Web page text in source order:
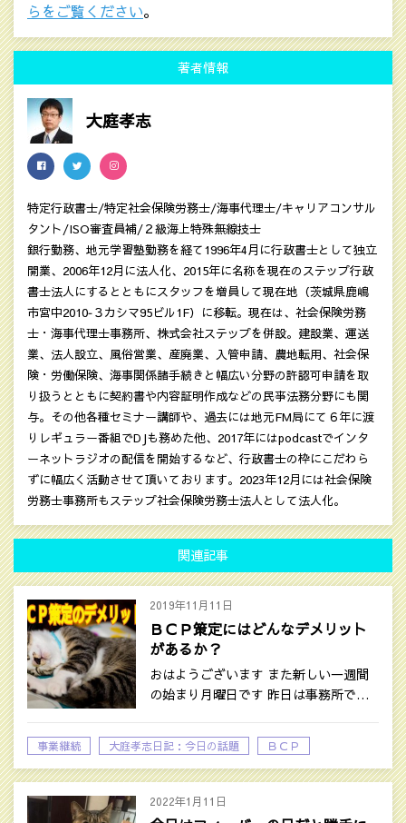
らをご覧ください。
著者情報
大庭孝志
特定行政書士/特定社会保険労務士/海事代理士/キャリアコンサル
タント/ISO審査員補/２級海上特殊無線技士
銀行勤務、地元学習塾勤務を経て1996年4月に行政書士として独立
開業、2006年12月に法人化、2015年に名称を現在のステップ行政
書士法人にするとともにスタッフを増員して現在地（茨城県鹿嶋
市宮中2010‐３カシマ95ビル1F）に移転。現在は、社会保険労務
士・海事代理士事務所、株式会社ステップを併設。建設業、運送
業、法人設立、風俗営業、産廃業、入管申請、農地転用、社会保
険・労働保険、海事関係諸手続きと幅広い分野の許認可申請を取
り扱うとともに契約書や内容証明作成などの民亊法務分野にも関
与。その他各種セミナー講師や、過去には地元FM局にて６年に渡
りレギュラー番組でDJも務めた他、2017年にはpodcastでインタ
ーネットラジオの配信を開始するなど、行政書士の枠にこだわら
ずに幅広く活動させて頂いております。2023年12月には社会保険
労務士事務所もステップ社会保険労務士法人として法人化。
関連記事
2019年11月11日
ＢＣＰ策定にはどんなデメリット
があるか？
おはようございます また新しい一週間
の始まり月曜日です 昨日は事務所で…
事業継続 大庭孝志日記：今日の話題 ＢＣＰ
2022年1月11日